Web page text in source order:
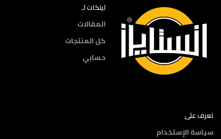
لينكات لـ
المقالات
كل المنتجات
حسابي
تعرف على
سياسة الإستخدام